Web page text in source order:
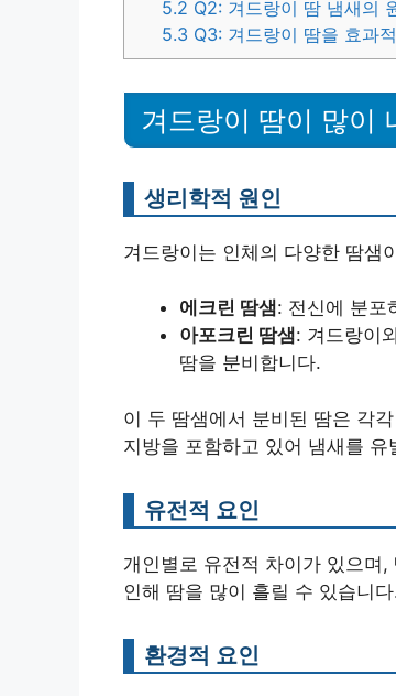
5.2 Q2: 겨드랑이 땀 냄새의
5.3 Q3: 겨드랑이 땀을 효과
겨드랑이 땀이 많이
생리학적 원인
겨드랑이는 인체의 다양한 땀샘
에크린 땀샘: 전신에 분포
아포크린 땀샘: 겨드랑이
땀을 분비합니다.
이 두 땀샘에서 분비된 땀은 각
지방을 포함하고 있어 냄새를
유전적 요인
개인별로 유전적 차이가 있으며
인해 땀을 많이 흘릴 수 있습니
환경적 요인